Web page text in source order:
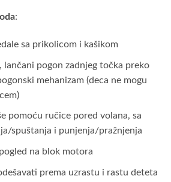
:
sa prikolicom i kašikom
lančani pogon zadnjeg točka preko
mehanizam (deca ne mogu
pomoću ručice pored volana, sa
spuštanja i punjenja/pražnjenja
na blok motora
prema uzrastu i rastu deteta